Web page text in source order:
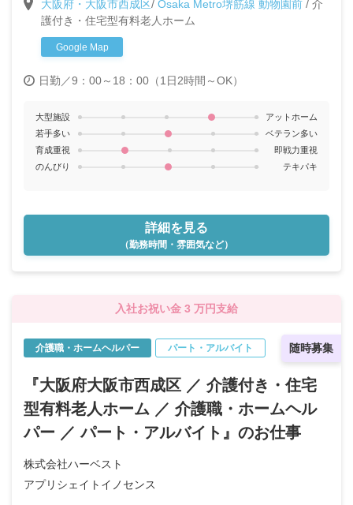
ートタイムで家庭と仕事を両立したい方大歓迎です！
◎週1～OK！
大阪府・大阪市西成区/ Osaka Metro堺筋線 動物園前 / 介
護付き・住宅型有料老人ホーム
Google Map
日勤／9：00～18：00（1日2時間～OK）
大型施設
アットホーム
若手多い
ベテラン多い
育成重視
即戦力重視
のんびり
テキパキ
詳細を見る
（勤務時間・雰囲気など）
入社お祝い金 3 万円支給
随時募集
介護職・ホームヘルパー パート・アルバイト
『大阪府大阪市西成区 ／ 介護付き・住宅
型有料老人ホーム ／ 介護職・ホームヘル
パー ／ パート・アルバイト』のお仕事
株式会社ハーベスト
アプリシェイトイノセンス